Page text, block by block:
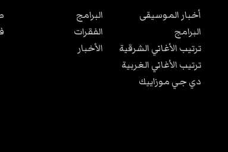
أخبار الموسيقى
البرامج
ترتيب الأغاني الشرقية
ترتيب الأغاني الغربية
دي جي موزاييك
البرامج
الفقرات
الأخبار